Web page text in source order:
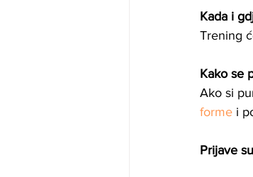
Kada i
Trening
Kako se
Ako si
forme i
Prijave